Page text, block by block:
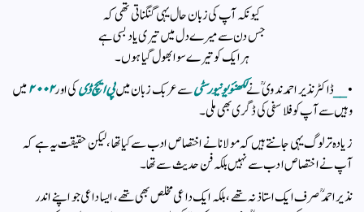
کیونکہ آپ کی زبان حال یہی گنگناتی تھی کہ
جس دن سے میرے دل میں تیری یاد بسی ہے
ہر ایک کو تیرے سوا بھول گیا ہوں ۔
•
__ڈاکٹر نذیر احمد ندوی ؒ نےلکھنؤ یونیورسٹیسے عربک زبان میںپی ایچ ڈیکی اور۲۰۰۲میں
وہیں سے آپ کو فلاسفی کی ڈگری بھی ملی ۔
زیادہ تر لوگ یہی جانتے ہیں کہ مولانا نے اختصاص ادب سے کیا تھا، لیکن حقیقت یہ ہے کہ
آپ نے اختصاص ادب سے نہیں بلکہ فن حدیث سے تھا ۔
نذیر احمد ؒصرف ایک استاذ نہ تھے ، بلکہ ایک داعی مخلص بھی تھے ، ایسا داعی جو اپنے اندر‌